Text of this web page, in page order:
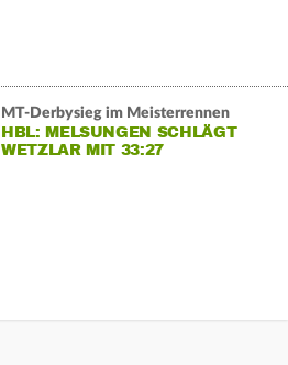
MT-Derbysieg im Meisterrennen
HBL: MELSUNGEN SCHLÄGT
WETZLAR MIT 33:27